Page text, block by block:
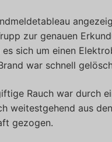
zur genauen
sich um einen
war schnell
Rauch war durch
weitestgehend aus
gezogen.